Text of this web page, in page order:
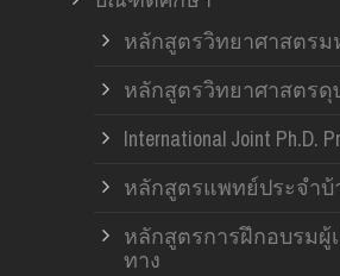
หลักสูตรวิทยาศาสตร
หลักสูตรวิทยาศาสตร
International Joint Ph.D.
หลักสูตรแพทย์ประจำบ้
หลักสูตรการฝึกอบรมผู้
ทาง